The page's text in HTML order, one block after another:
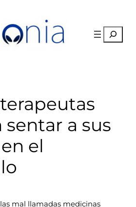
Buscar
a sus
el
mal llamadas medicinas